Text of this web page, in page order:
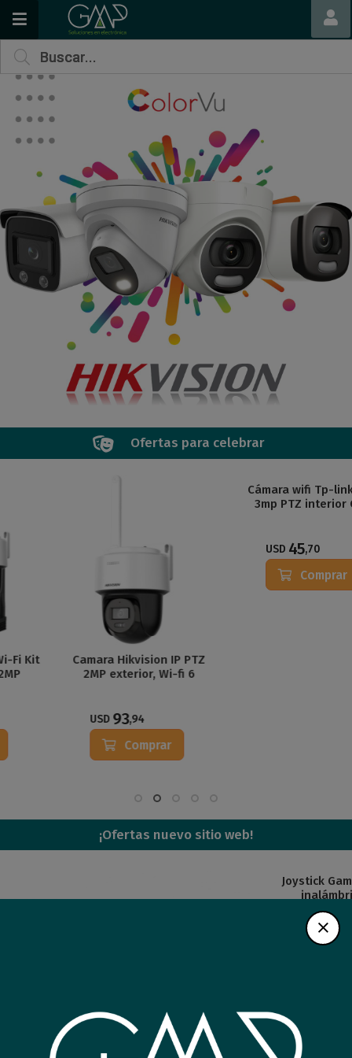
Ofertas para celebrar
Camara Hikvision IP PTZ
2MP exterior, Wi-fi 6
,94
Comprar
Cámara wifi Tp-link tapo
¡Ofertas nuevo sitio web!
Joystick Sony PS5
Joystick GameSir G4 Pro